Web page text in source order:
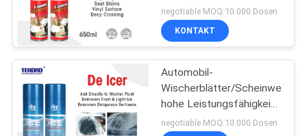
ÜBER
UNS
WERKSBESICHTIGUNG
QUALITÄTSKONTROLLE
Kennzeichnung
Sprühfarbe
29
Plüsch-Blickes u. des
Gefühls des Gewebes
und der Polsterung
negotiable MOQ:10.000 Dosen
KONTAKT
Automobil-
Wischerblätter/Scheinwerfer/
hohe Leistungsfähigkeit
De Icer For
negotiable MOQ:10.000 Dosen